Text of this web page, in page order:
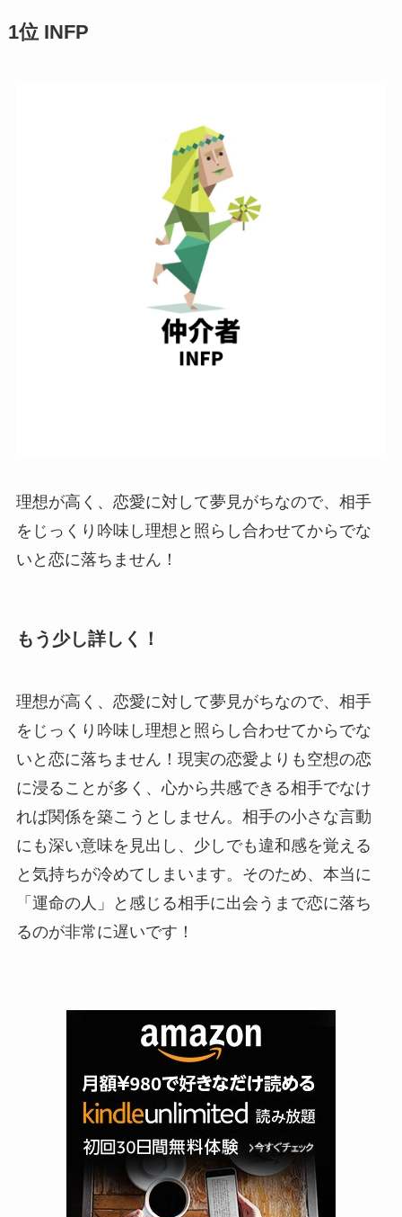
1位 INFP
理想が高く、恋愛に対して夢見がちなので、相手
をじっくり吟味し理想と照らし合わせてからでな
いと恋に落ちません！
もう少し詳しく！
理想が高く、恋愛に対して夢見がちなので、相手
をじっくり吟味し理想と照らし合わせてからでな
いと恋に落ちません！現実の恋愛よりも空想の恋
に浸ることが多く、心から共感できる相手でなけ
れば関係を築こうとしません。相手の小さな言動
にも深い意味を見出し、少しでも違和感を覚える
と気持ちが冷めてしまいます。そのため、本当に
「運命の人」と感じる相手に出会うまで恋に落ち
るのが非常に遅いです！